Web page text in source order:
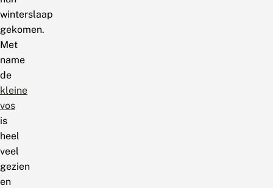
winterslaap
gekomen.
Met
name
de
kleine
vos
is
heel
veel
gezien
en